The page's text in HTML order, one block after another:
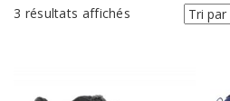
3 résultats affichés